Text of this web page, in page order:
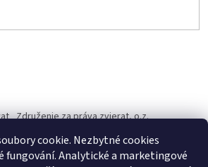
cookie. Nezbytné cookies
fungování. Analytické a marketingové
Združenie za práva zvierat, o.z.
♥ vybudoval Filip Minár